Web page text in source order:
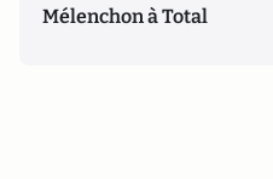
Mélenchon à Total